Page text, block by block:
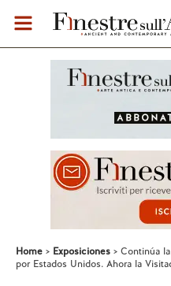
Home Exposiciones
Continúa
por Estados Unidos. Ahora la